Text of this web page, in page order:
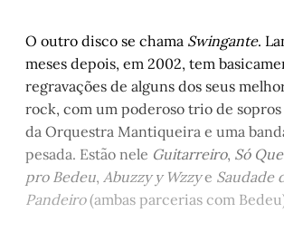
O outro disco se chama Swingante.
meses depois, em 2002, tem
regravações de alguns dos seus
rock, com um poderoso trio de
da Orquestra Mantiqueira e uma
pesada. Estão nele Guitarreiro, Só
pro Bedeu, Abuzzy y Wzzye Saudade
Pandeiro(ambas parcerias com